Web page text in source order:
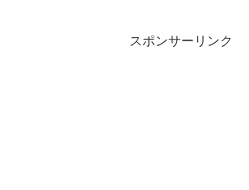
スポンサーリンク